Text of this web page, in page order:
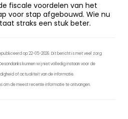
fiscale voordelen van het
voor stap afgebouwd. Wie nu
straks een stuk beter.
op 22-05-2026. Dit bericht is met veel zorg
kunnen wij niet volledig instaan voor de
of actualiteit van de informatie.
om de meest recente informatie te ontvangen.